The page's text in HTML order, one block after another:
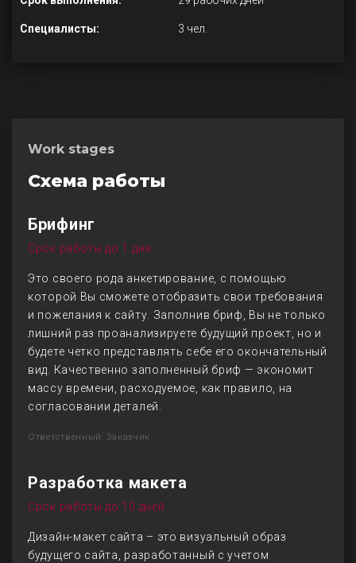
Специалисты: 3 чел.
Work stages
Схема работы
Брифинг
Срок работы до 1 дня
Это своего рода анкетирование, с помощью
которой Вы сможете отобразить свои требования
и пожелания к сайту. Заполнив бриф, Вы не только
лишний раз проанализируете будущий проект, но и
будете четко представлять себе его окончательный
вид. Качественно заполненный бриф — экономит
массу времени, расходуемое, как правило, на
согласовании деталей.
Ответственный: Заказчик
Разработка макета
Срок работы до 10 дней
Дизайн-макет сайта – это визуальный образ
будущего сайта, разработанный с учетом